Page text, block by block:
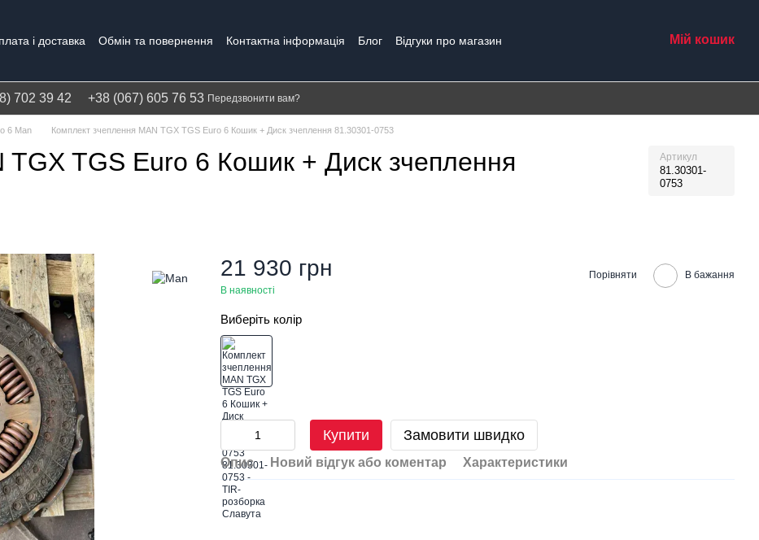
і доставка Обмін та повернення Контактна інформація Блог
Відгуки про магазин
Мій кошик
702 39 42 +38 (067) 605 76 53 Передзвонити вам?
6 Man Комплект зчеплення MAN TGX TGS Euro 6 Кошик + Диск зчеплення 81.30301-0753
TGX TGS Euro 6 Кошик + Диск зчеплення
Артикул
81.30301-
0753
21 930 грн
В наявності
Порівняти В бажання
Виберіть колір
Купити Замовити швидко
Опис Новий відгук або коментар Характеристики